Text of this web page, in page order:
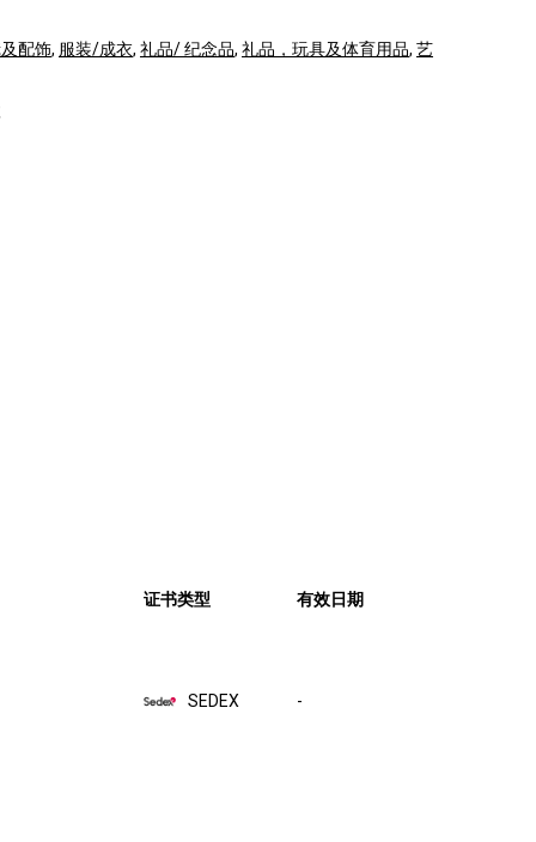
配饰, 服装/成衣, 礼品/ 纪念品, 礼品，玩具及体育用品, 艺
证书类型 有效日期
SEDEX -